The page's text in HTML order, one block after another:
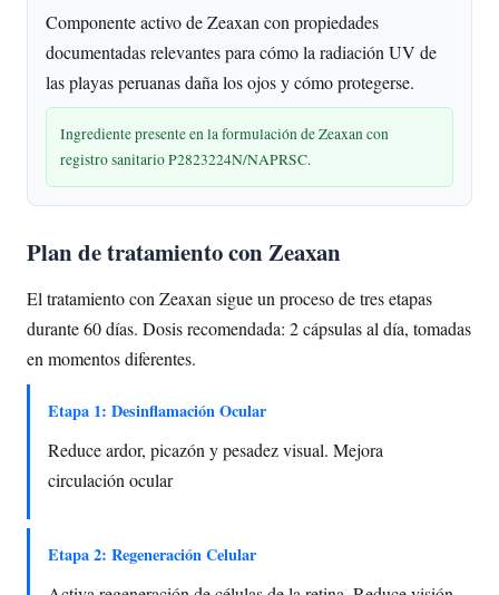
Componente activo de Zeaxan con propiedades
documentadas relevantes para cómo la radiación UV de
las playas peruanas daña los ojos y cómo protegerse.
Ingrediente presente en la formulación de Zeaxan con
registro sanitario P2823224N/NAPRSC.
Plan de tratamiento con Zeaxan
El tratamiento con Zeaxan sigue un proceso de tres etapas
durante 60 días. Dosis recomendada: 2 cápsulas al día, tomadas
en momentos diferentes.
Etapa 1: Desinflamación Ocular
Reduce ardor, picazón y pesadez visual. Mejora
circulación ocular
Etapa 2: Regeneración Celular